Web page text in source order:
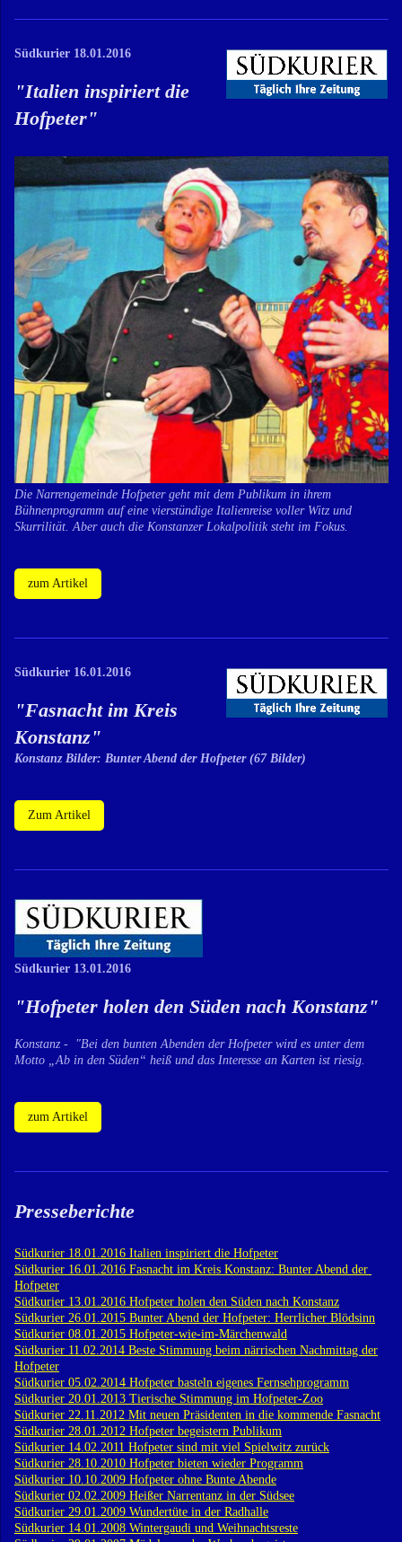
Südkurier 18.01.2016
"Italien inspiriert die
Hofpeter"
Die Narrengemeinde Hofpeter geht mit dem Publikum in ihrem
Bühnenprogramm auf eine vierstündige Italienreise voller Witz und
Skurrilität. Aber auch die Konstanzer Lokalpolitik steht im Fokus.
zum Artikel
Südkurier 16.01.2016
"Fasnacht im Kreis
Konstanz"
Konstanz Bilder: Bunter Abend der Hofpeter (67 Bilder)
Zum Artikel
Südkurier 13.01.2016
"Hofpeter holen den Süden nach Konstanz"
Konstanz - "Bei den bunten Abenden der Hofpeter wird es unter dem
Motto „Ab in den Süden“ heiß und das Interesse an Karten ist riesig.
zum Artikel
Presseberichte
Südkurier 18.01.2016 Italien inspiriert die Hofpeter
Südkurier 16.01.2016 Fasnacht im Kreis Konstanz: Bunter Abend der
Hofpeter
Südkurier 13.01.2016 Hofpeter holen den Süden nach Konstanz
Südkurier 26.01.2015 Bunter Abend der Hofpeter: Herrlicher Blödsinn
Südkurier 08.01.2015 Hofpeter-wie-im-Märchenwald
Südkurier 11.02.2014 Beste Stimmung beim närrischen Nachmittag der
Hofpeter
Südkurier 05.02.2014 Hofpeter basteln eigenes Fernsehprogramm
Südkurier 20.01.2013 Tierische Stimmung im Hofpeter-Zoo
Südkurier 22.11.2012 Mit neuen Präsidenten in die kommende Fasnacht
Südkurier 28.01.2012 Hofpeter begeistern Publikum
Südkurier 14.02.2011 Hofpeter sind mit viel Spielwitz zurück
Südkurier 28.10.2010 Hofpeter bieten wieder Programm
Südkurier 10.10.2009 Hofpeter ohne Bunte Abende
Südkurier 02.02.2009 Heißer Narrentanz in der Südsee
Südkurier 29.01.2009 Wundertüte in der Radhalle
Südkurier 14.01.2008 Wintergaudi und Weihnachtsreste